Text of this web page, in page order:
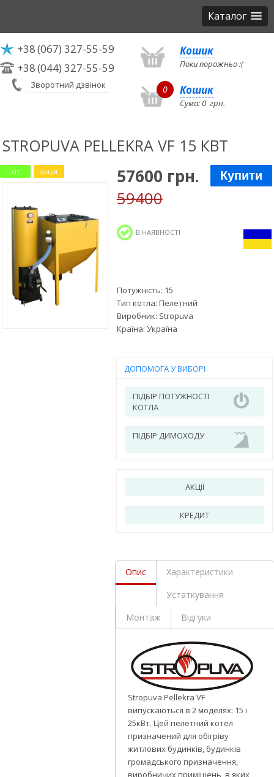
Каталог
+38(067) 327-55-59
+38(044) 327-55-59
Зворотний дзвінок
Кошик
Поки порожньо :(
0 Кошик
Сума:0 грн.
STROPUVA PELLEKRA VF 15 КВТ
хіт акція
57600 грн.
59400
Купити
В НАЯВНОСТІ
Потужність: 15
Тип котла: Пелетний
Виробник: Stropuva
Країна: Україна
ДОПОМОГА У ВИБОРІ
ПІДБІР ПОТУЖНОСТІ
КОТЛА
ПІДБІР ДИМОХОДУ
АКЦІЇ
КРЕДИТ
Опис
Характеристики
Устаткування
Монтаж
Відгуки
Stropuva Pellekra VF
випускаються в 2 моделях: 15 і
25кВт. Цей пелетний котел
призначений для обігріву
житлових будинків, будинків
громадського призначення,
виробничих приміщень, в яких